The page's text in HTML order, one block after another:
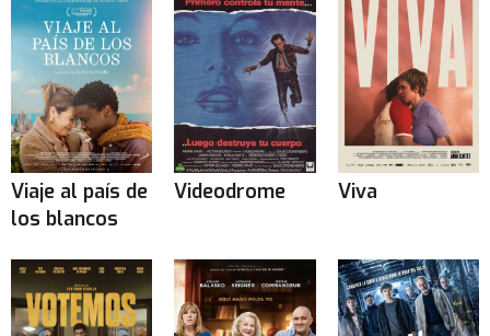
Viaje al país de
los blancos
Videodrome Viva